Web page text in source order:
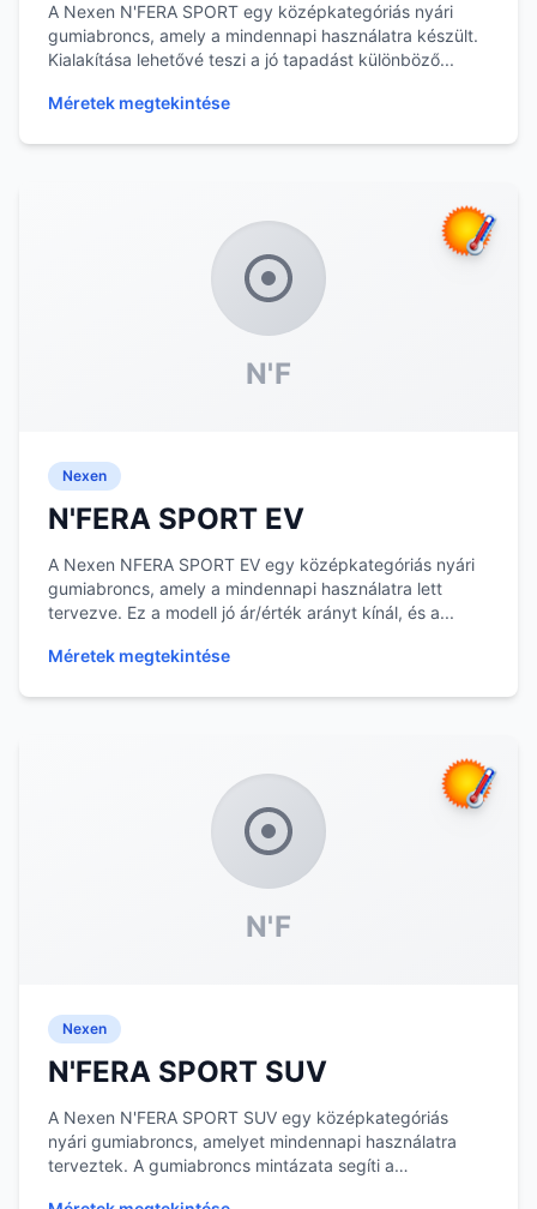
A Nexen N'FERA SPORT egy középkategóriás nyári
gumiabroncs, amely a mindennapi használatra készült.
Kialakítása lehetővé teszi a jó tapadást különböző...
Méretek megtekintése
N'F
Nexen
N'FERA SPORT EV
A Nexen NFERA SPORT EV egy középkategóriás nyári
gumiabroncs, amely a mindennapi használatra lett
tervezve. Ez a modell jó ár/érték arányt kínál, és a...
Méretek megtekintése
N'F
Nexen
N'FERA SPORT SUV
A Nexen N'FERA SPORT SUV egy középkategóriás
nyári gumiabroncs, amelyet mindennapi használatra
terveztek. A gumiabroncs mintázata segíti a